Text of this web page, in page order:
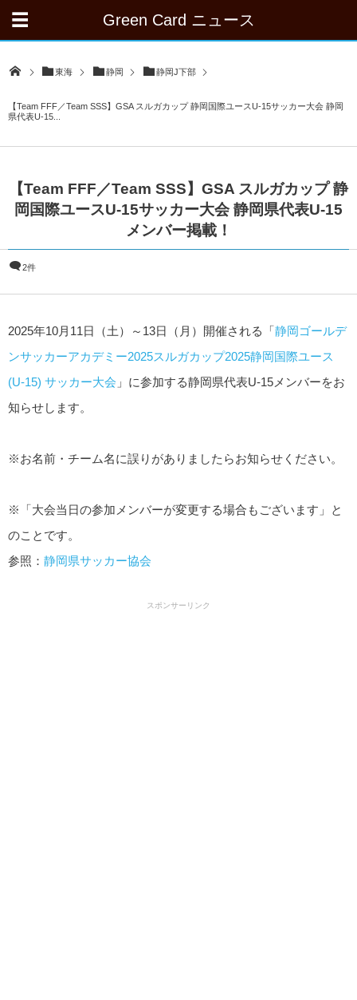
Green Card ニュース
東海 静岡 静岡J下部
【Team FFF／Team SSS】GSA スルガカップ 静岡国際ユースU-15サッカー大会 静岡
県代表U-15...
【Team FFF／Team SSS】GSA スルガカップ 静
岡国際ユースU-15サッカー大会 静岡県代表U-15
メンバー掲載！
2件
2025年10月11日（土）～13日（月）開催される「静岡ゴールデ
ンサッカーアカデミー2025スルガカップ2025静岡国際ユース
(U-15) サッカー大会 」に参加する静岡県代表U-15メンバーをお
知らせします。
※お名前・チーム名に誤りがありましたらお知らせください。
※「大会当日の参加メンバーが変更する場合もございます」と
のことです。
参照： 静岡県サッカー協会
スポンサーリンク